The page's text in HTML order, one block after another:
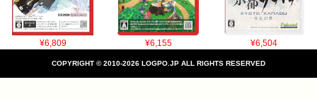
¥6,809 ¥6,155 ¥6,504
COPYRIGHT © 2010-2026 LOGPO.JP ALL RIGHTS RESERVED